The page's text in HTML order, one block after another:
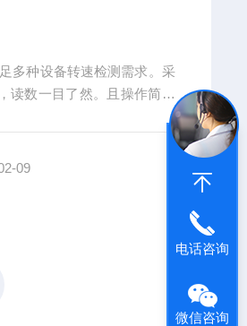
多种设备转速检测需求。采
读数一目了然。且操作简单
维修、科研实验等场景，FT-
09
电话咨询
微信咨询